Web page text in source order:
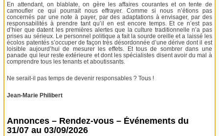
En attendant, on blablate, on gère les affaires courantes et on tente de
camoufler ce qui pourrait nous effrayer. Comme si nous n’étions pas
concernés par une note à payer, par des adaptations à envisager, par des
responsabilités à prendre tant qu’il en est encore temps. Et ce n’est pas
d’hier que datent les premières alertes que la culture traditionnelle n’a pas
prises au sérieux. Le personnel politique a fait la sourde oreille et a laissé les
écolos patentés s’occuper de façon très désordonnée d’une dérive dont il est
loisible aujourd’hui de mesurer les effets. Et tous de sombrer dans une
panade qui leur reste extérieure et dont les spécialistes disent avoir du mal à
comprendre tous les tenants et aboutissants.
Ne serait-il pas temps de devenir responsables ? Tous !
Jean-Marie Philibert
Annonces – Rendez-vous – Événements du
31/07 au 03/09/2026